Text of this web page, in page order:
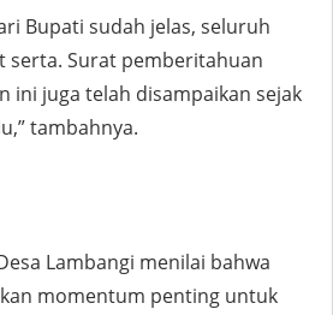
Bupati sudah jelas, seluruh
serta. Surat pemberitahuan
ini juga telah disampaikan sejak
tambahnya.
Lambangi menilai bahwa
momentum penting untuk